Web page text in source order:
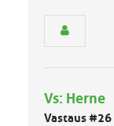
m
ä
Vs: Herne
Vastaus #26